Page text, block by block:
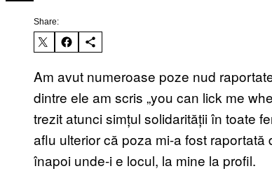
Share:
Am avut numeroase poze nud
dintre ele am scris „you can lick me
trezit atunci simțul solidarității în toate
aflu ulterior că poza mi-a fost
înapoi unde-i e locul, la mine la profil.